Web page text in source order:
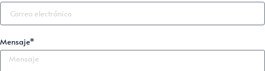
Mensaje*